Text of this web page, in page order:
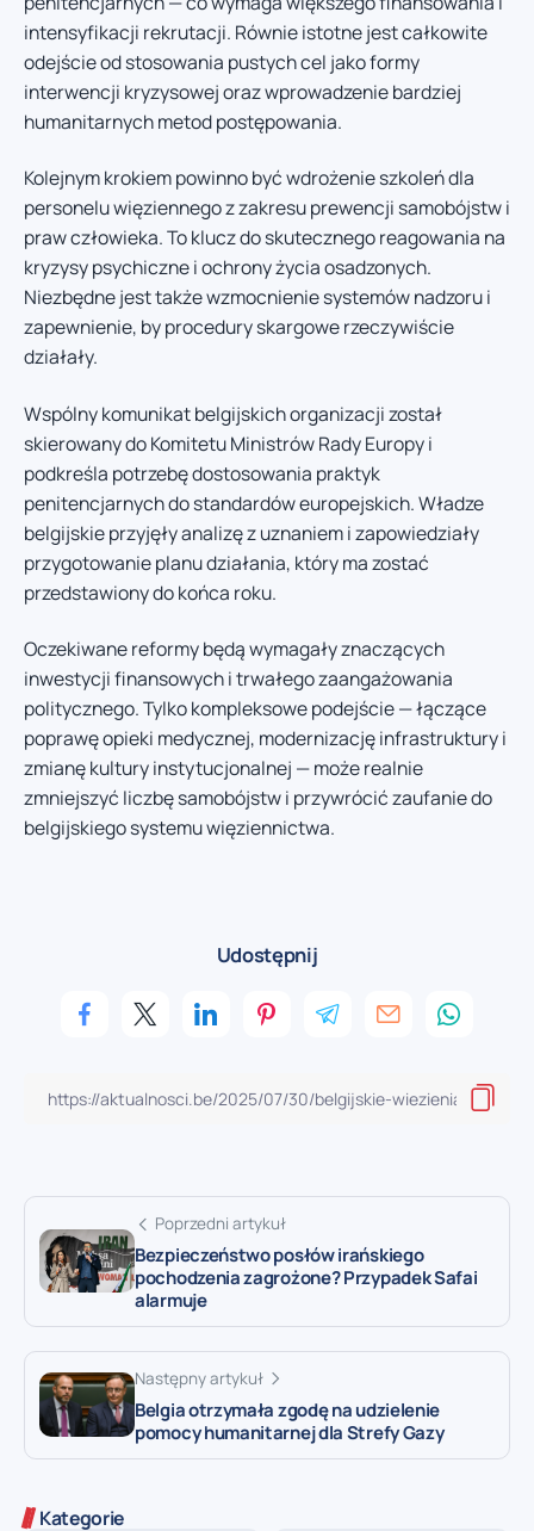
intensyfikacji rekrutacji. Równie istotne jest całkowite
odejście od stosowania pustych cel jako formy
interwencji kryzysowej oraz wprowadzenie bardziej
humanitarnych metod postępowania.
Kolejnym krokiem powinno być wdrożenie szkoleń dla
personelu więziennego z zakresu prewencji samobójstw i
praw człowieka. To klucz do skutecznego reagowania na
kryzysy psychiczne i ochrony życia osadzonych.
Niezbędne jest także wzmocnienie systemów nadzoru i
zapewnienie, by procedury skargowe rzeczywiście
działały.
Wspólny komunikat belgijskich organizacji został
skierowany do Komitetu Ministrów Rady Europy i
podkreśla potrzebę dostosowania praktyk
penitencjarnych do standardów europejskich. Władze
belgijskie przyjęły analizę z uznaniem i zapowiedziały
przygotowanie planu działania, który ma zostać
przedstawiony do końca roku.
Oczekiwane reformy będą wymagały znaczących
inwestycji finansowych i trwałego zaangażowania
politycznego. Tylko kompleksowe podejście — łączące
poprawę opieki medycznej, modernizację infrastruktury i
zmianę kultury instytucjonalnej — może realnie
zmniejszyć liczbę samobójstw i przywrócić zaufanie do
belgijskiego systemu więziennictwa.
Udostępnij
Poprzedni artykuł
Bezpieczeństwo posłów irańskiego
pochodzenia zagrożone? Przypadek Safai
alarmuje
Następny artykuł
Belgia otrzymała zgodę na udzielenie
pomocy humanitarnej dla Strefy Gazy
Kategorie